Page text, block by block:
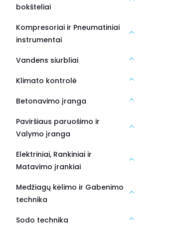
bokšteliai
Kompresoriai ir Pneumatiniai
instrumentai
Vandens siurbliai
Klimato kontrolė
Betonavimo įranga
Paviršiaus paruošimo ir
Valymo įranga
Elektriniai, Rankiniai ir
Matavimo įrankiai
Medžiagų kėlimo ir Gabenimo
technika
Sodo technika